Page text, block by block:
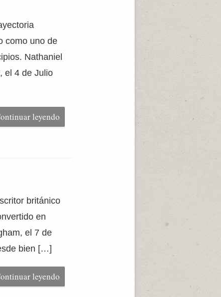
como uno de
Nathaniel
el 4 de Julio
leyendo
británico
en
el 7 de
bien […]
leyendo